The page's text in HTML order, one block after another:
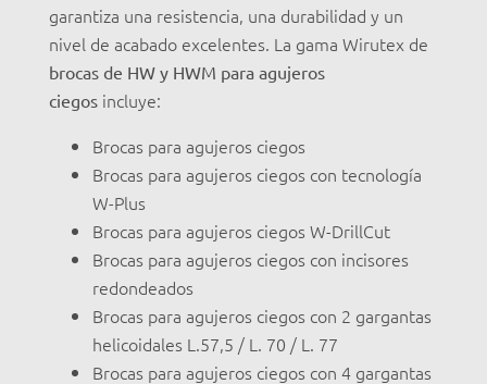
garantiza una resistencia, una durabilidad y un
nivel de acabado excelentes. La gama Wirutex de
brocas de HW y HWM para agujeros
ciegosincluye:
Brocas para agujeros ciegos
Brocas para agujeros ciegos con tecnología
W-Plus
Brocas para agujeros ciegos W-DrillCut
Brocas para agujeros ciegos con incisores
redondeados
Brocas para agujeros ciegos con 2 gargantas
helicoidales L.57,5 / L. 70 / L. 77
Brocas para agujeros ciegos con 4 gargantas